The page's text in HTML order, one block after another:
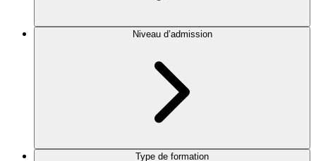
Niveau d’admission
Type de formation